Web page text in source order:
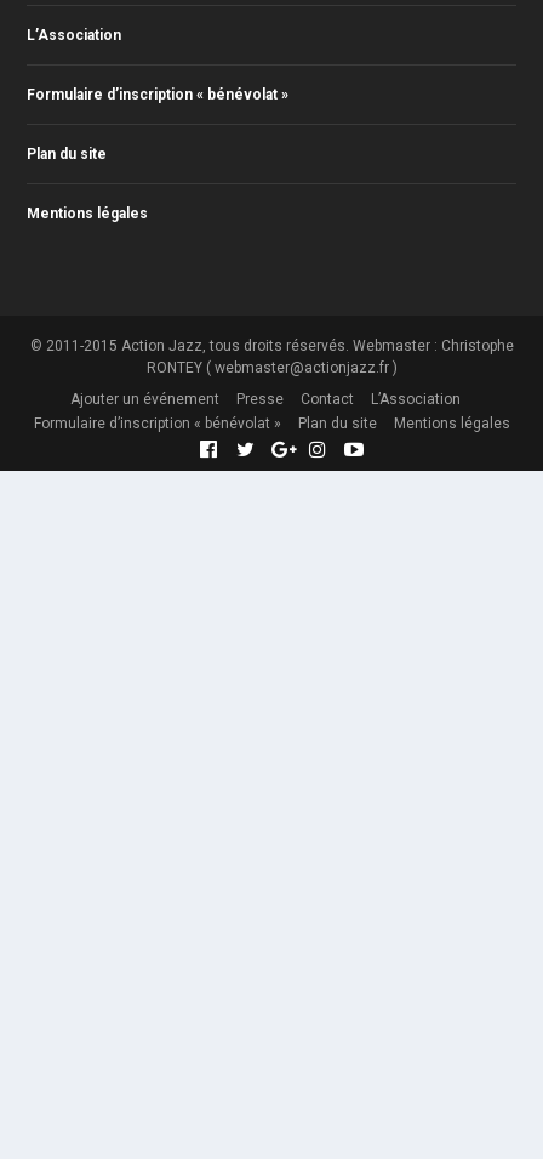
L’Association
Formulaire d’inscription « bénévolat »
Plan du site
Mentions légales
© 2011-2015 Action Jazz, tous droits réservés. Webmaster : Christophe
RONTEY ( webmaster@actionjazz.fr )
Ajouter un événement
Presse Contact
L’Association
Formulaire d’inscription « bénévolat »
Plan du site Mentions légales